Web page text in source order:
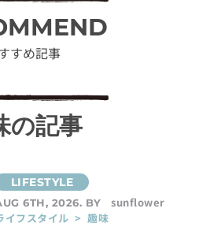
すめ記事
の記事
6TH, 2026. BY
sunflower
イフスタイル > 趣味